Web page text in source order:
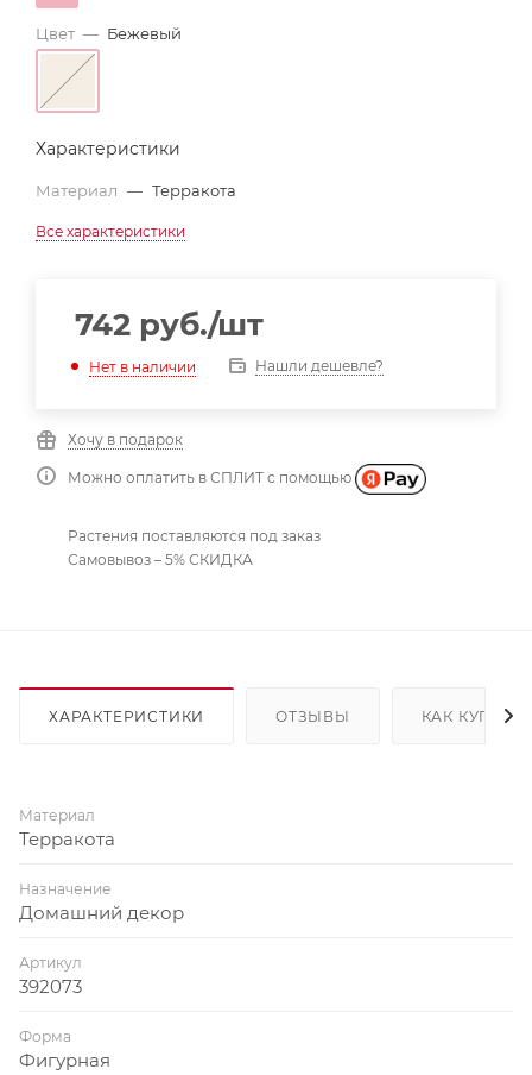
Цвет — Бежевый
Характеристики
Материал — Терракота
Все характеристики
742 руб./шт
Нет в наличии Нашли дешевле?
Хочу в подарок
Можно оплатить в СПЛИТ с помощью
Растения поставляются под заказ
Самовывоз – 5% СКИДКА
ХАРАКТЕРИСТИКИ ОТЗЫВЫ КАК КУПИТЬ
Материал
Терракота
Назначение
Домашний декор
Артикул
392073
Форма
Фигурная